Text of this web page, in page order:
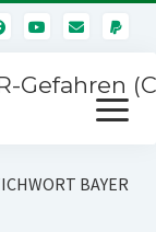
Gefahren
Menü
öffnen
BAYER